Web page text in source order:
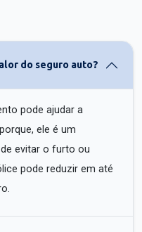
do seguro auto?
pode ajudar a
ele é um
evitar o furto ou
pode reduzir em até